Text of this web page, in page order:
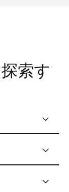
探索す